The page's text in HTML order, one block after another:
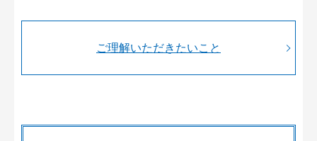
ご理解いただきたいこと